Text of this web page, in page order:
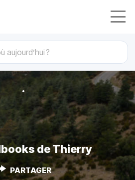
de Thierry
PARTAGER